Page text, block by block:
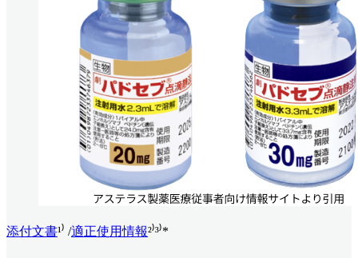
添付文書¹⁾ /適正使用情報²⁾³⁾*